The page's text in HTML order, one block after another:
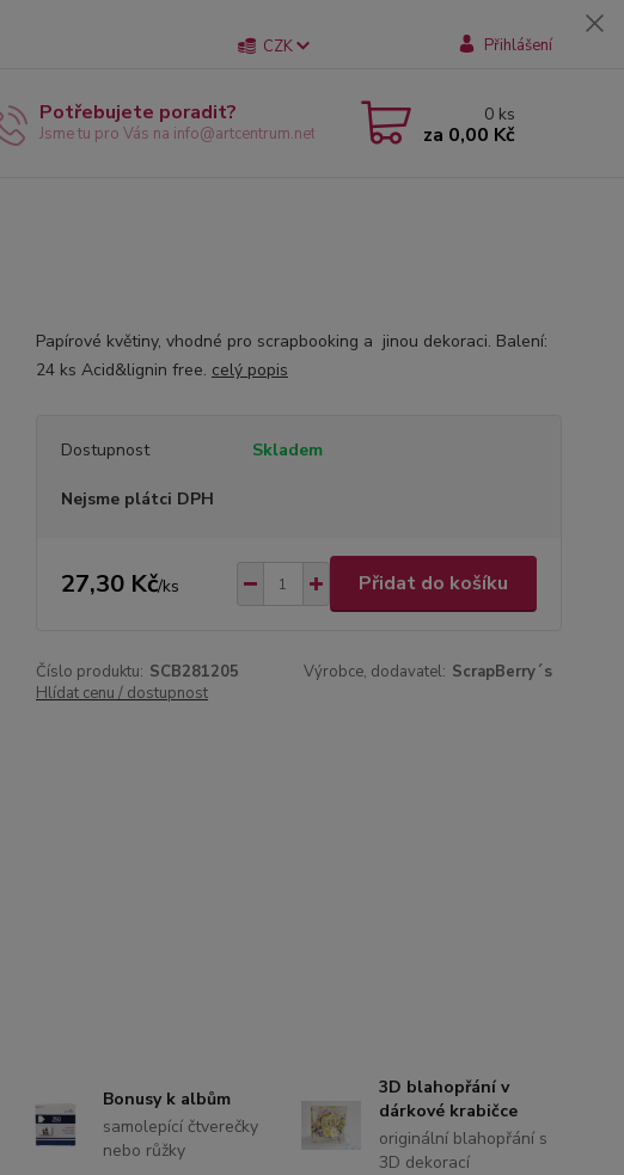
CZK Přihlášení
Potřebujete poradit?
Jsme tu pro Vás na info@artcentrum.net
0 ks
za 0,00 Kč
Papírové květiny, vhodné pro scrapbooking a jinou dekoraci. Balení:
24 ks Acid&lignin free. celý popis
Dostupnost Skladem
Nejsme plátci DPH
27,30 Kč/ks Přidat do košíku
Číslo produktu: SCB281205 Výrobce, dodavatel: ScrapBerry´s
Hlídat cenu / dostupnost
Bonusy k albům
samolepící čtverečky
nebo růžky
3D blahopřání v
dárkové krabičce
originální blahopřání s
3D dekorací